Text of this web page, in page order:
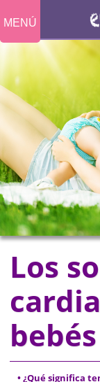
MENÚ
Los
• ¿Qué significa